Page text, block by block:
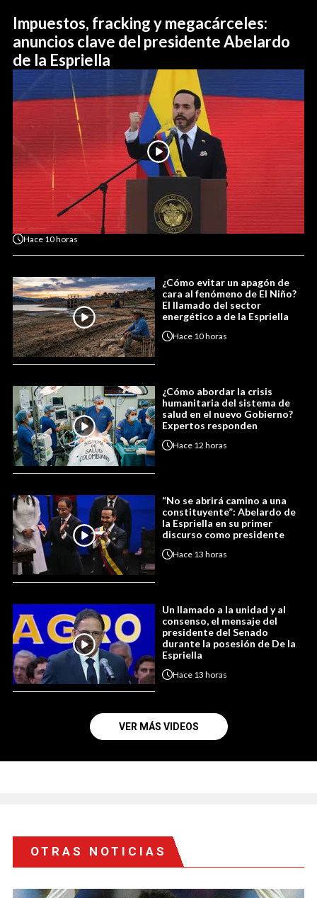
Impuestos, fracking y megacárceles:
anuncios clave del presidente Abelardo
de la Espriella
Hace 10 horas
¿Cómo evitar un apagón de
cara al fenómeno de El Niño?
El llamado del sector
energético a de la Espriella
Hace 10 horas
¿Cómo abordar la crisis
humanitaria del sistema de
salud en el nuevo Gobierno?
Expertos responden
Hace 12 horas
“No se abrirá camino a una
constituyente”: Abelardo de
la Espriella en su primer
discurso como presidente
Hace 13 horas
Un llamado a la unidad y al
consenso, el mensaje del
presidente del Senado
durante la posesión de De la
Espriella
Hace 13 horas
VER MÁS VIDEOS
OTRAS NOTICIAS